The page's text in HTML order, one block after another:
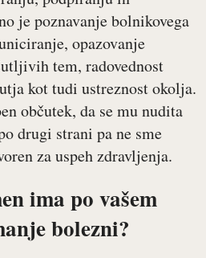
je poznavanje bolnikovega
opazovanje
tem, radovednost
kot tudi ustreznost okolja.
občutek, da se mu nudita
drugi strani pa ne sme
za uspeh zdravljenja.
ima po vašem
bolezni?